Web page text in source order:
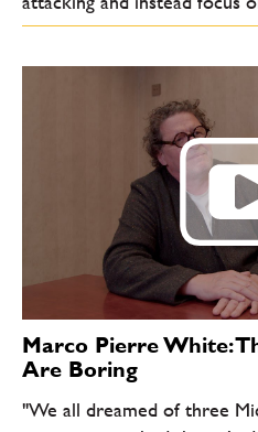
Marco Pierre White:
Are Boring
"We all dreamed of three